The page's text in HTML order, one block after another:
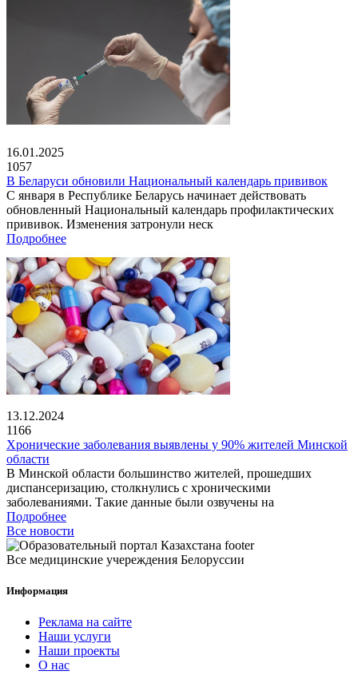
16.01.2025
1057
В Беларуси обновили Национальный календарь прививок
С января в Республике Беларусь начинает действовать
обновленный Национальный календарь профилактических
прививок. Изменения затронули неск
Подробнее
13.12.2024
1166
Хронические заболевания выявлены у 90% жителей Минской
области
В Минской области большинство жителей, прошедших
диспансеризацию, столкнулись с хроническими
заболеваниями. Такие данные были озвучены на
Подробнее
Все новости
Все медицинские учереждения Белоруссии
Информация
Реклама на сайте
Наши услуги
Наши проекты
О нас